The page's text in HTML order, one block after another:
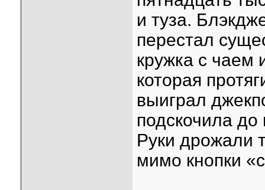
и туза.
перестал
кружка с чаем
которая
выиграл
подскочила
Руки дрожали
мимо кнопки